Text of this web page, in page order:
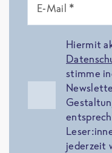
E-Mail *
Hiermit
stimme
jederzeit